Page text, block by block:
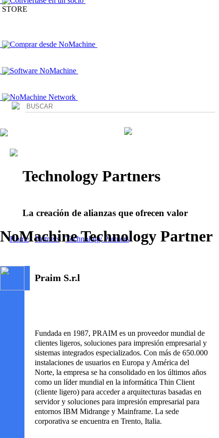
STORE
Comprar desde NoMachine
Software NoMachine
NoMachine Network
Technology Partners
La creación de alianzas que ofrecen valor
Home/Partners /Technology Partners/ Praim
NoMachine Technology Partner
Praim S.r.l
Fundada en 1987, PRAIM es un proveedor mundial de
clientes ligeros, soluciones para impresión empresarial y
sistemas integrados especializados. Con más de 650.000
instalaciones de usuarios en Europa y América del
Norte, la empresa se ha consolidado en los últimos años
como un líder mundial en la informática Thin Client
(cliente ligero) para acceder a arquitecturas basadas en
servidor y soluciones para impresión empresarial para
entornos IBM Midrange y Mainframe. La sede
corporativa se encuentra en Trento, Italia.